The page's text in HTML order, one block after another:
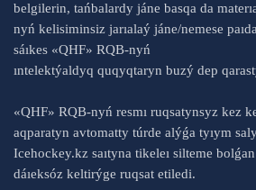
belgilerin, tańbalardy jáne basqa da
nyń kelisiminsiz jarıalaý jáne/nemese
sáıkes «QHF» RQB-nyń
ıntelektýaldyq quqyqtaryn buzý dep
«QHF» RQB-nyń resmı ruqsatynsyz kez
aqparatyn avtomatty túrde alýǵa tyıym
Icehockey.kz saıtyna tikeleı silteme bolǵan
dáıeksóz keltirýge ruqsat etiledi.